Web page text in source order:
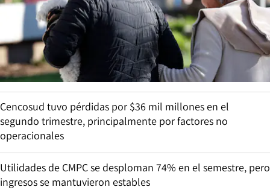
Cencosud tuvo pérdidas por $36 mil millones en el
segundo trimestre, principalmente por factores no
operacionales
Utilidades de CMPC se desploman 74% en el semestre, pero
ingresos se mantuvieron estables